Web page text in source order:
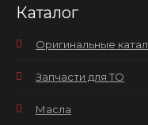
Каталог
Оригинальные
Запчасти для ТО
Масла